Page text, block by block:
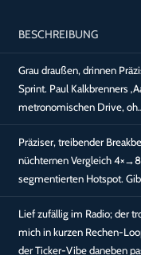
BESCHREIBUNG
Grau draußen, drinnen
Sprint. Paul Kalkbrenners
metronomischen Drive,
Präziser, treibender
nüchternen Vergleich
segmentierten Hotspot.
Lief zufällig im Radio; der
mich in kurzen Rechen-
der Ticker-Vibe daneben